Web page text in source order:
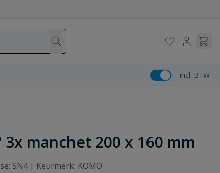
incl. BTW
3x manchet 200 x 160 mm
SN4 | Keurmerk: KOMO